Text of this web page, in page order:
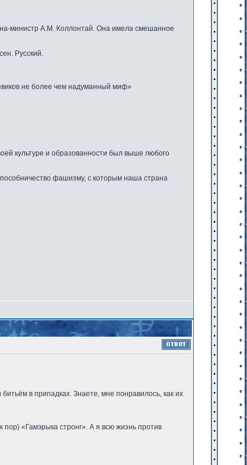
министр А.М. Коллонтай. Она имела смешанное
Русский.
не более чем надуманный миф»
культуре и образованности был выше любого
пособничество фашизму, с которым наша страна
в припадках. Знаете, мне понравилось, как их
«Гамэрыка стронг». А я всю жизнь против